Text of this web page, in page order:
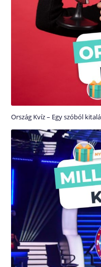
Ország Kvíz – Egy szóból